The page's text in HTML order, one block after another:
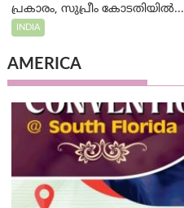
പ്രകാരം, സുപ്രീം കോടതിയിൽ...
INDIA
AMERICA